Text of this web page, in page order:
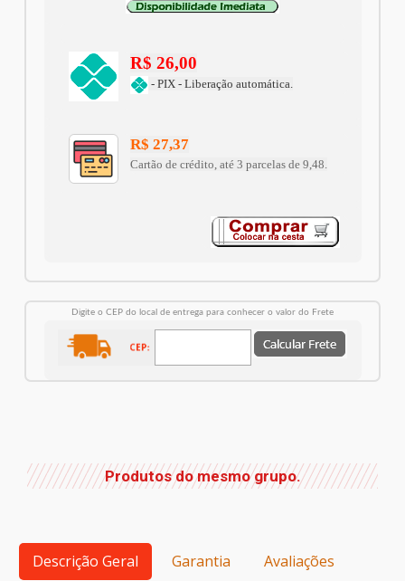
R$ 26,00
- PIX - Liberação automática.
R$ 27,37
Cartão de crédito, até 3 parcelas de 9,48.
Digite o CEP do local de entrega para conhecer o valor do Frete
Produtos do mesmo grupo.
Descrição Geral Garantia
Avaliações